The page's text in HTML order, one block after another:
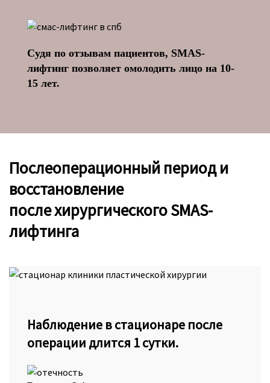
Судя по отзывам пациентов, SMAS-
лифтинг позволяет омолодить лицо на 10-
15 лет.
Послеоперационный период и
восстановление
после хирургического SMAS-
лифтинга
Наблюдение в стационаре после
операции длится 1 сутки.